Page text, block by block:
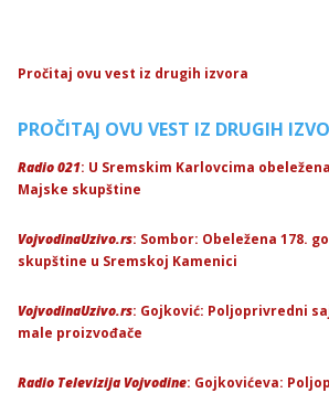
Pročitaj ovu vest iz drugih izvora
PROČITAJ OVU VEST IZ DRUGIH
Radio 021: U Sremskim Karlovcima
Majske skupštine
VojvodinaUzivo.rs: Sombor: Obeležena 178.
skupštine u Sremskoj Kamenici
VojvodinaUzivo.rs: Gojković: Poljoprivredni
male proizvođače
Radio Televizija Vojvodine: Gojkovićeva: